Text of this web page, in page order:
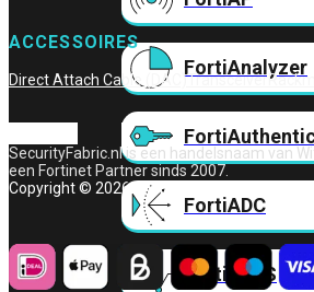
FortiAnalyzer
FortiADC
FortiDDoS
ACCESSOIRES
Direct Attach Cable (DAC)Transceiver
SecurityFabric.nl is een handelsnaam van
een Fortinet Partner sinds 2007.
Copyright © 2026 – Wifi Experts B.V.